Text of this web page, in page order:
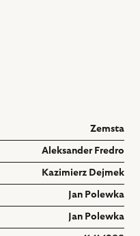
Zemsta
Aleksander Fredro
Kazimierz Dejmek
Jan Polewka
Jan Polewka